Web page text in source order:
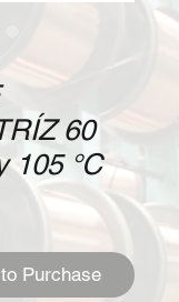
60
105 °C
Purchase